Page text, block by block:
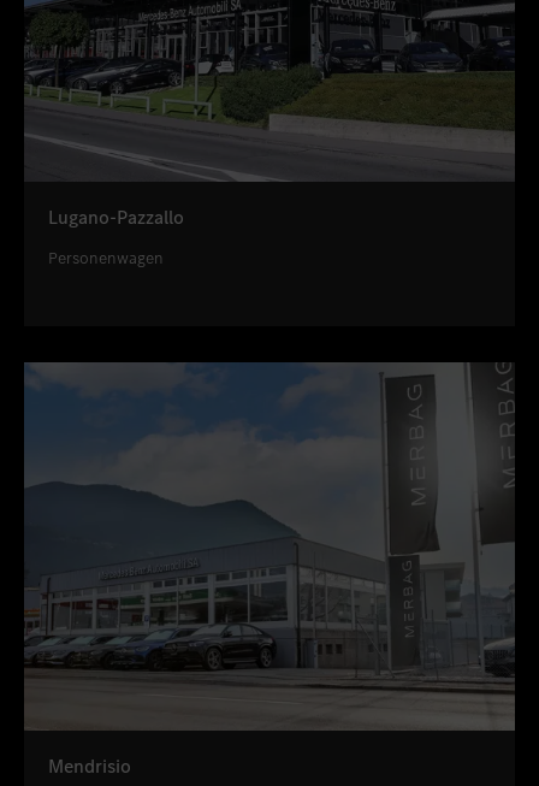
Lugano-Pazzallo
Personenwagen
Mendrisio